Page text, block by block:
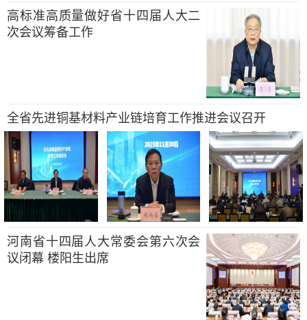
高标准高质量做好省十四届人大二
次会议筹备工作
全省先进铜基材料产业链培育工作推进会议召开
河南省十四届人大常委会第六次会
议闭幕 楼阳生出席